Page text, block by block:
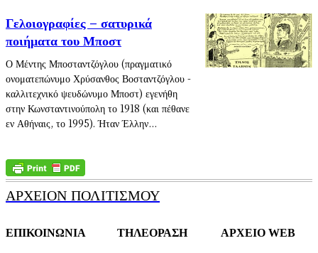
Γελοιογραφίες – σατυρικά
ποιήματα του Μποστ
Ο Μέντης Μποσταντζόγλου (πραγματικό
ονοματεπώνυμο Χρύσανθος Βοσταντζόγλου -
καλλιτεχνικό ψευδώνυμο Μποστ) εγενήθη
στην Κωνσταντινούπολη το 1918 (και πέθανε
εν Αθήναις, το 1995). Ήταν Έλλην...
ΑΡΧΕΙΟΝ ΠΟΛΙΤΙΣΜΟΥ
ΕΠΙΚΟΙΝΩΝΙΑ ΤΗΛΕΟΡΑΣΗ ΑΡΧΕΙΟ WEB